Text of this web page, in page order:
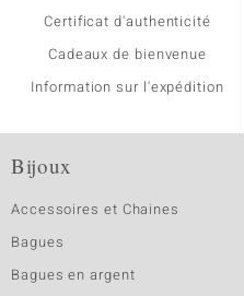
Certificat d'authenticité
Cadeaux de bienvenue
Information sur l'expédition
Bijoux
Accessoires et Chaines
Bagues
Bagues en argent